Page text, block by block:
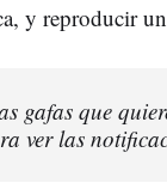
y reproducir
gafas que
ver las